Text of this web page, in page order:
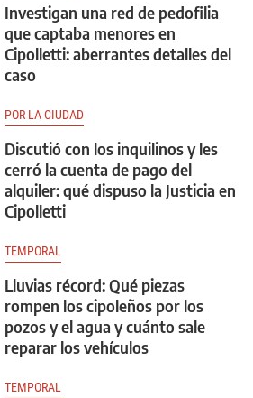
Investigan una red de pedofilia
que captaba menores en
Cipolletti: aberrantes detalles del
caso
POR LA CIUDAD
Discutió con los inquilinos y les
cerró la cuenta de pago del
alquiler: qué dispuso la Justicia en
Cipolletti
TEMPORAL
Lluvias récord: Qué piezas
rompen los cipoleños por los
pozos y el agua y cuánto sale
reparar los vehículos
TEMPORAL